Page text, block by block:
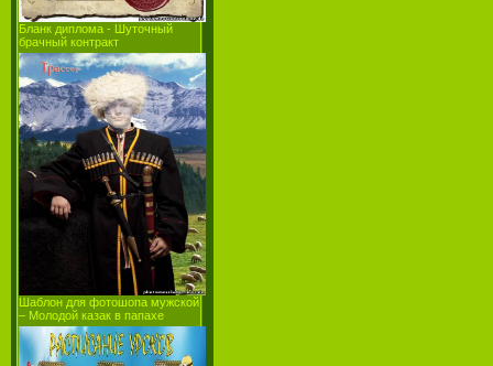
Бланк диплома - Шуточный
брачный контракт
Шаблон для фотошопа мужской
– Молодой казак в папахе